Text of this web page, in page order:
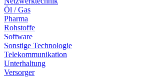
Öl / Gas
Pharma
Rohstoffe
Software
Sonstige Technologie
Telekommunikation
Unterhaltung
Versorger